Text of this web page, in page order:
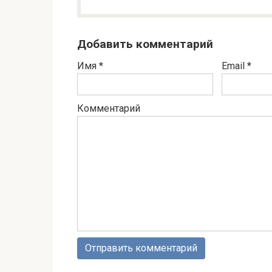
Добавить комментарий
Имя * Email *
Комментарий